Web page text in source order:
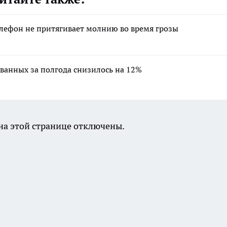
не притягивает молнию во время грозы
за полгода снизилось на 12%
этой странице отключены.